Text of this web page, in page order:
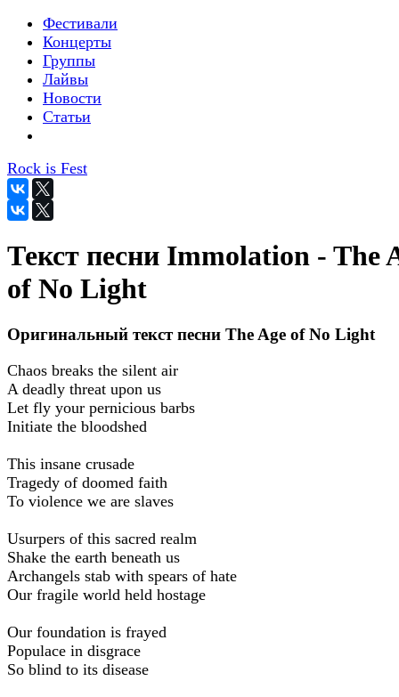
Фестивали
Концерты
Группы
Лайвы
Новости
Статьи
Rock is Fest
Текст песни Immolation - The
of No Light
Оригинальный текст песни The Age of No Light
Chaos breaks the silent air
A deadly threat upon us
Let fly your pernicious barbs
Initiate the bloodshed
This insane crusade
Tragedy of doomed faith
To violence we are slaves
Usurpers of this sacred realm
Shake the earth beneath us
Archangels stab with spears of hate
Our fragile world held hostage
Our foundation is frayed
Populace in disgrace
So blind to its disease